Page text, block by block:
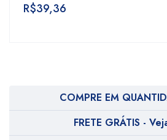
R$39,36
COMPRE EM
FRETE GRÁTIS -